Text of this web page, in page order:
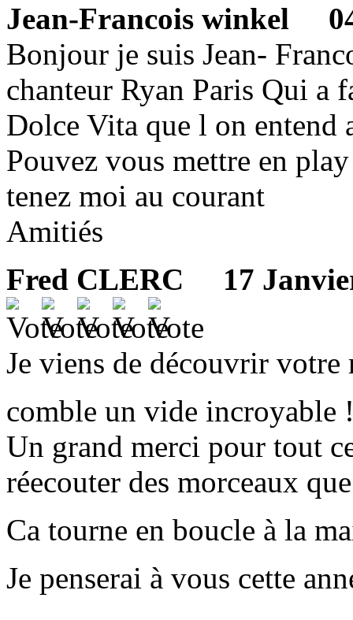
Jean-Francois winkel
Bonjour je suis Jean-
chanteur Ryan Paris Qui a
Dolce Vita que l on entend
Pouvez vous mettre en
tenez moi au courant
Amitiés
Fred CLERC
17
Je viens de découvrir votre
comble un vide incroyable
Un grand merci pour tout
réecouter des morceaux
Ca tourne en boucle à la
Je penserai à vous cette